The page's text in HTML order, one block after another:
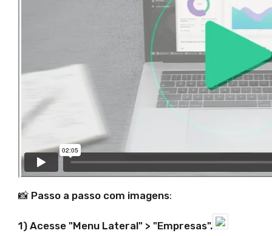
📸 Passo a passo com imagens:
1) Acesse "Menu Lateral" > "Empresas".